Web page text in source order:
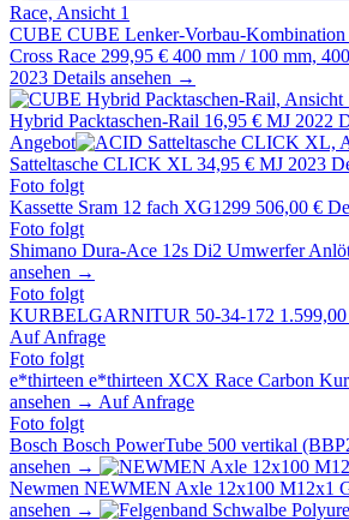
CUBE CUBE Lenker-Vorbau-
Cross Race 299,95 € 400 mm / 100 mm,
2023 Details ansehen →
Hybrid Packtaschen-Rail 16,95 € MJ 2022
Angebot
Satteltasche CLICK XL 34,95 € MJ 2023
Foto folgt
Kassette Sram 12 fach XG1299 506,00 €
Foto folgt
Shimano Dura-Ace 12s Di2 Umwerfer
ansehen →
Foto folgt
KURBELGARNITUR 50-34-172
Auf Anfrage
Foto folgt
e*thirteen e*thirteen XCX Race Carbon
ansehen → Auf Anfrage
Foto folgt
Bosch Bosch PowerTube 500 vertikal
ansehen →
Newmen NEWMEN Axle 12x100 M12x1
ansehen →